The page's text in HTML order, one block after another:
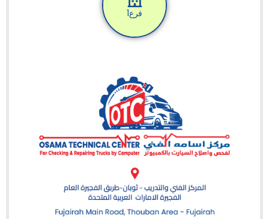
فرع1